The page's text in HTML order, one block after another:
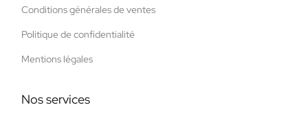
Conditions générales de ventes
Politique de confidentialité
Mentions légales
Nos services